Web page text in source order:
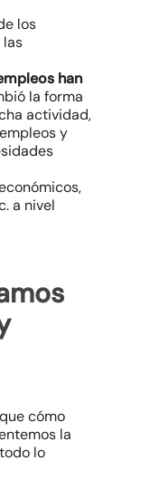
los
han
la forma
actividad,
y
a nivel
cómo
la
lo